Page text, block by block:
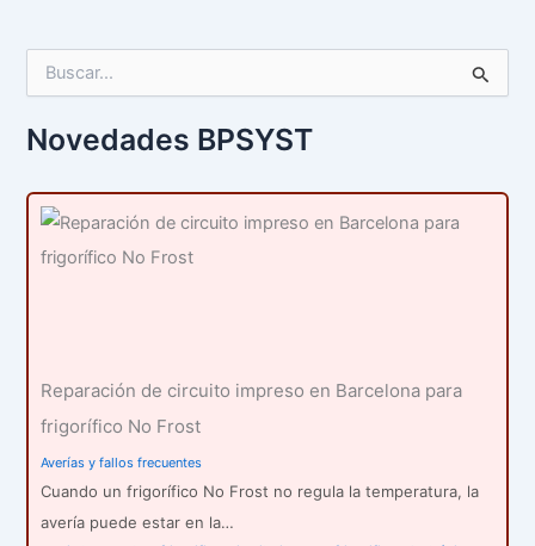
c
a
p
Novedades BPSYST
Reparación de circuito impreso en Barcelona para
frigorífico No Frost
Averías y fallos frecuentes
Cuando un frigorífico No Frost no regula la temperatura, la
avería puede estar en la…